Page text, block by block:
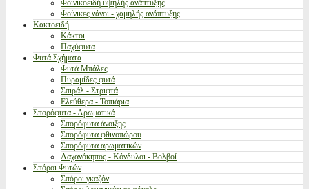
Φοινικοειδή υψηλής ανάπτυξης
Φοίνικες νάνοι - χαμηλής ανάπτυξης
Κακτοειδή
Κάκτοι
Παχύφυτα
Φυτά Σχήματα
Φυτά Μπάλες
Πυραμίδες φυτά
Σπιράλ - Στριφτά
Ελεύθερα - Τοπιάρια
Σπορόφυτα - Αρωματικά
Σπορόφυτα άνοιξης
Σπορόφυτα φθινοπώρου
Σπορόφυτα αρωματικών
Λαχανόκηπος - Κόνδυλοι - Βολβοί
Σπόροι Φυτών
Σπόροι γκαζόν